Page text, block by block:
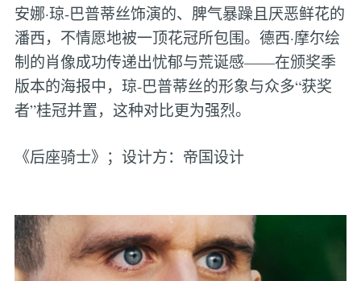
安娜·琼-巴普蒂丝饰演的、脾气暴躁且厌恶鲜花的
潘西，不情愿地被一顶花冠所包围。德西·摩尔绘
制的肖像成功传递出忧郁与荒诞感——在颁奖季
版本的海报中，琼-巴普蒂丝的形象与众多“获奖
者”桂冠并置，这种对比更为强烈。
《后座骑士》；设计方：帝国设计